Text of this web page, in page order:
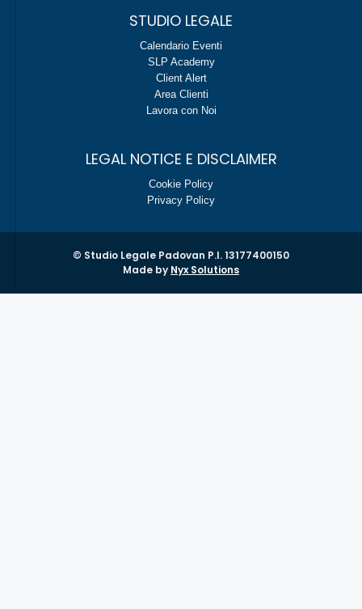
STUDIO LEGALE
Calendario Eventi
SLP Academy
Client Alert
Area Clienti
Lavora con Noi
LEGAL NOTICE E DISCLAIMER
Cookie Policy
Privacy Policy
© Studio Legale Padovan P.I. 13177400150
Made by Nyx Solutions